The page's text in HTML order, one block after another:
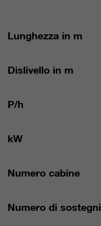
Lunghezza in m
Dislivello in m
P/h
kW
Numero cabine
Numero di sostegni